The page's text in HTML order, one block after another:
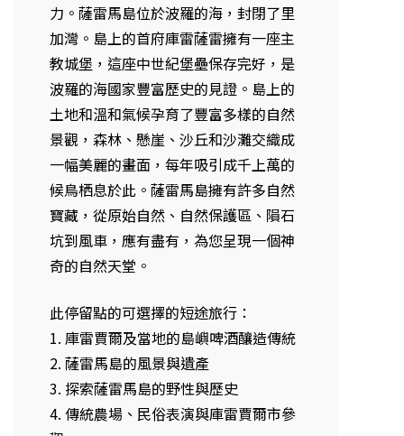
力。薩雷馬島位於波羅的海，封閉了里
加灣。島上的首府庫雷薩雷擁有一座主
教城堡，這座中世紀堡壘保存完好，是
波羅的海國家豐富歷史的見證。島上的
土地和溫和氣候孕育了豐富多樣的自然
景觀，森林、懸崖、沙丘和沙灘交織成
一幅美麗的畫面，每年吸引成千上萬的
候鳥栖息於此。薩雷馬島擁有許多自然
寶藏，從原始自然、自然保護區、隕石
坑到風車，應有盡有，為您呈現一個神
奇的自然天堂。
此停留點的可選擇的短途旅行：
1. 庫雷賈爾及當地的島嶼啤酒釀造傳統
2. 薩雷馬島的風景與遺產
3. 探索薩雷馬島的野性與歷史
4. 傳統農場、民俗表演與庫雷賈爾市參